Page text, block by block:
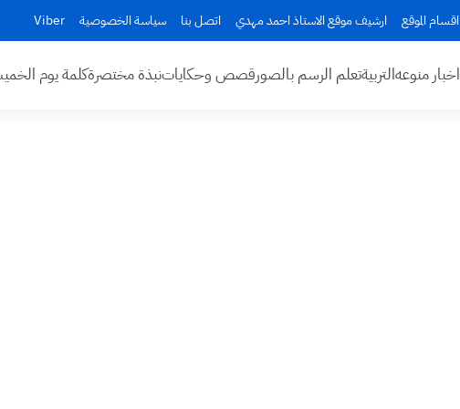
اقسام الموقع ارشيف موقع الاستاذ احمد مهدي اتصل بنا سياسة الخصوصية Viber
اخبار منوعهالتربيةتعلم الرسم بالصورقصص وحكاياتنبذة مختصرةكلمة يوم